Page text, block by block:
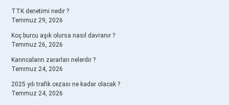
TTK denetimi nedir ?
Temmuz 29, 2026
Koç burcu aşık olursa nasıl davranır ?
Temmuz 26, 2026
Karıncaların zararları nelerdir ?
Temmuz 24, 2026
2025 yılı trafik cezası ne kadar olacak ?
Temmuz 24, 2026